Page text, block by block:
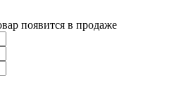
появится в продаже